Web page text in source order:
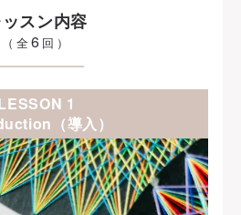
スン内容
（全6 回）
1
（導入）